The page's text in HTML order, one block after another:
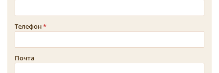
Телефон
Почта